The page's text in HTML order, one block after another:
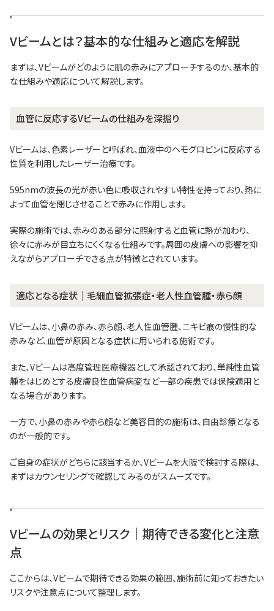
Vビームとは？基本的な仕組みと適応を解説
まずは、Vビームがどのように肌の赤みにアプローチするのか、基本的
な仕組みや適応について解説します。
血管に反応するVビームの仕組みを深掘り
Vビームは、色素レーザーと呼ばれ、血液中のヘモグロビンに反応する
性質を利用したレーザー治療です。
595nmの波長の光が赤い色に吸収されやすい特性を持っており、熱に
よって血管を閉じさせることで赤みに作用します。
実際の施術では、赤みのある部分に照射すると血管に熱が加わり、
徐々に赤みが目立ちにくくなる仕組みです。周囲の皮膚への影響を抑
えながらアプローチできる点が特徴とされています。
適応となる症状｜毛細血管拡張症・老人性血管腫・赤ら顔
Vビームは、小鼻の赤み、赤ら顔、老人性血管腫、ニキビ痕の慢性的な
赤みなど、血管が原因となる症状に用いられる施術です。
また、Vビームは高度管理医療機器として承認されており、単純性血管
腫をはじめとする皮膚良性血管病変など一部の疾患では保険適用と
なる場合があります。
一方で、小鼻の赤みや赤ら顔など美容目的の施術は、自由診療となる
のが一般的です。
ご自身の症状がどちらに該当するか、Vビームを大阪で検討する際は、
まずはカウンセリングで確認してみるのがスムーズです。
Vビームの効果とリスク｜期待できる変化と注意
点
ここからは、Vビームで期待できる効果の範囲、施術前に知っておきたい
リスクや注意点について整理します。